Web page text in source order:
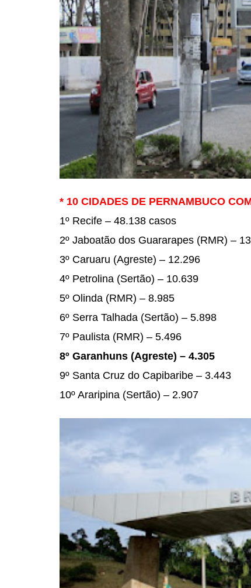
* 10 CIDADES DE PERNAMBUCO
1º Recife – 48.138 casos
2º Jaboatão dos Guararapes (RMR) –
3º Caruaru (Agreste) – 12.296
4º Petrolina (Sertão) – 10.639
5º Olinda (RMR) – 8.985
6º Serra Talhada (Sertão) – 5.898
7º Paulista (RMR) – 5.496
8º Garanhuns (Agreste) – 4.305
9º Santa Cruz do Capibaribe – 3.443
10º Araripina (Sertão) – 2.907